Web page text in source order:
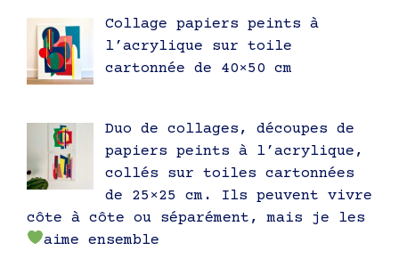
Collage papiers peints à
l’acrylique sur toile
cartonnée de 40×50 cm
Duo de collages, découpes de
papiers peints à l’acrylique,
collés sur toiles cartonnées
de 25×25 cm. Ils peuvent vivre
côte à côte ou séparément, mais je les
aime ensemble